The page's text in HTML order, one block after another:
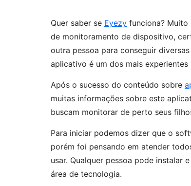
Quer saber se Eyezy funciona?
de monitoramento de dispositivo,
outra pessoa para conseguir
aplicativo é um dos mais
Após o sucesso do conteúdo sobre
muitas informações sobre este
buscam monitorar de perto seus
Para iniciar podemos dizer que o
porém foi pensando em atender
usar. Qualquer pessoa pode instalar
área de tecnologia.